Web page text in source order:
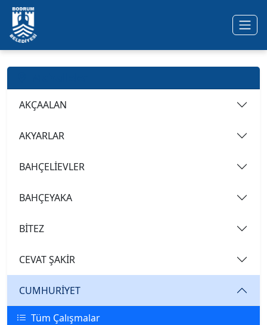
Ana içeriğe geç
AKÇAALAN
AKYARLAR
BAHÇELİEVLER
BAHÇEYAKA
BİTEZ
CEVAT ŞAKİR
CUMHURİYET
Tüm Çalışmalar